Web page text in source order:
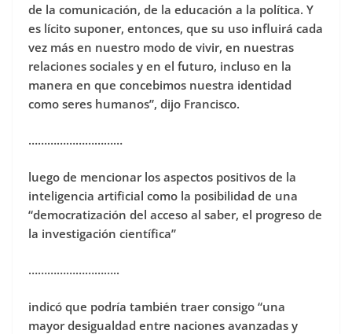
de la comunicación, de la educación a la política. Y
es lícito suponer, entonces, que su uso influirá cada
vez más en nuestro modo de vivir, en nuestras
relaciones sociales y en el futuro, incluso en la
manera en que concebimos nuestra identidad
como seres humanos”, dijo Francisco.
…………………………
luego de mencionar los aspectos positivos de la
inteligencia artificial como la posibilidad de una
“democratización del acceso al saber, el progreso de
la investigación científica”
………………………..
indicó que podría también traer consigo “una
mayor desigualdad entre naciones avanzadas y